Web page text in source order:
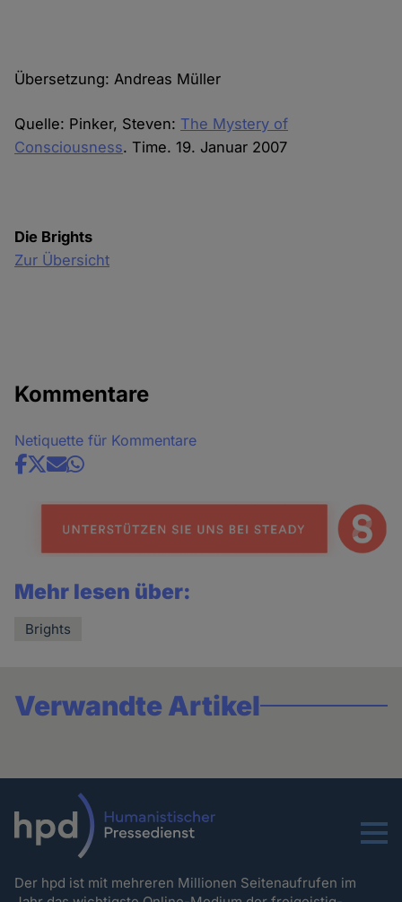
Übersetzung: Andreas Müller
Quelle: Pinker, Steven: The Mystery of
Consciousness. Time. 19. Januar 2007
Die Brights
Zur Übersicht
Kommentare
Netiquette für Kommentare
Share
news
Mehr lesen über:
Brights
Verwandte Artikel
Menu
Der hpd ist mit mehreren Millionen Seitenaufrufen im